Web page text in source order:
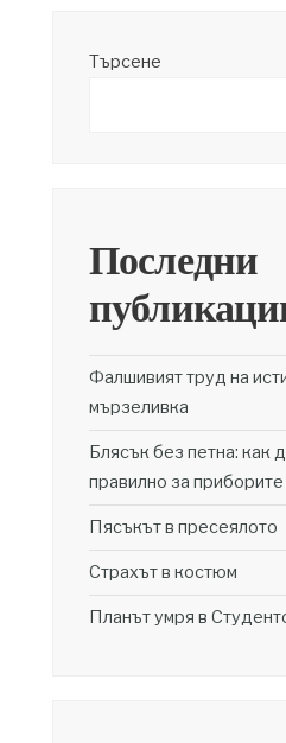
Търсене
Последни
Фалшивият труд на
мързеливка
Блясък без петна: как
правилно за
Пясъкът в пресеялото
Страхът в костюм
Планът умря в